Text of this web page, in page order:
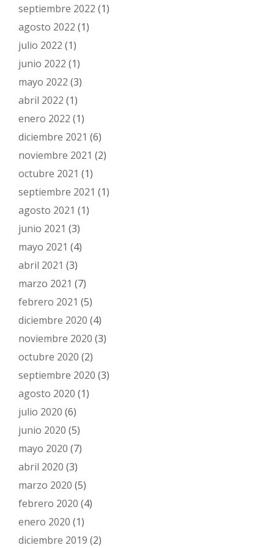
septiembre 2022 (1)
agosto 2022 (1)
julio 2022 (1)
junio 2022 (1)
mayo 2022 (3)
abril 2022 (1)
enero 2022 (1)
diciembre 2021 (6)
noviembre 2021 (2)
octubre 2021 (1)
septiembre 2021 (1)
agosto 2021 (1)
junio 2021 (3)
mayo 2021 (4)
abril 2021 (3)
marzo 2021 (7)
febrero 2021 (5)
diciembre 2020 (4)
noviembre 2020 (3)
octubre 2020 (2)
septiembre 2020 (3)
agosto 2020 (1)
julio 2020 (6)
junio 2020 (5)
mayo 2020 (7)
abril 2020 (3)
marzo 2020 (5)
febrero 2020 (4)
enero 2020 (1)
diciembre 2019 (2)